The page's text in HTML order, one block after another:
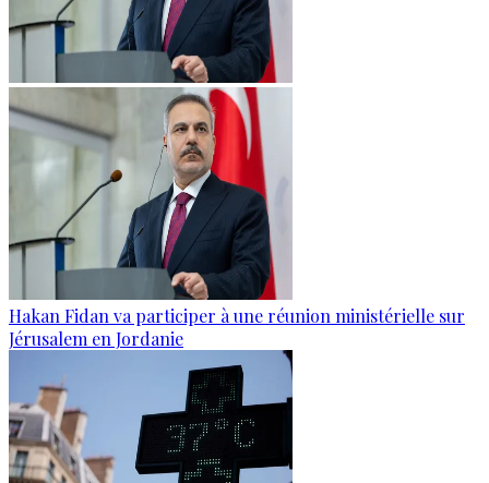
Hakan Fidan va participer à une réunion ministérielle sur
Jérusalem en Jordanie